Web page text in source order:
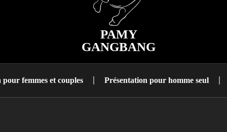
PAMY
GANGBANG
pour femmes et couples Présentation pour homme seul